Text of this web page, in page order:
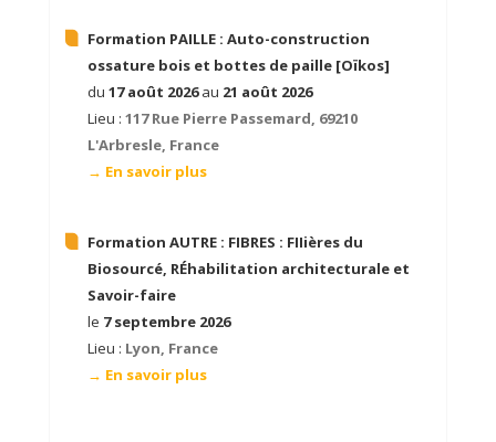
Formation PAILLE : Auto-construction
ossature bois et bottes de paille [Oïkos]
du 17 août 2026au 21 août 2026
Lieu : 117 Rue Pierre Passemard, 69210
L'Arbresle, France
→ En savoir plus
Formation AUTRE : FIBRES : FIIières du
Biosourcé, RÉhabilitation architecturale et
Savoir-faire
le 7 septembre 2026
Lieu : Lyon, France
→ En savoir plus